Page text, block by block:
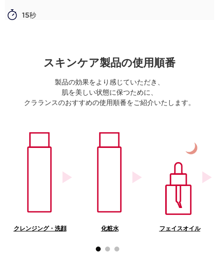
15秒
スキンケア製品の使用順番
製品の効果をより感じていただき、
肌を美しい状態に保つために、
クラランスのおすすめの使用順番をご紹介いたします。
クレンジング・洗顔 化粧水 フェイスオイル